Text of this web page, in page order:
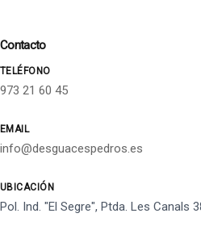
Contacto
TELÉFONO
973 21 60 45
EMAIL
info@desguacespedros.es
UBICACIÓN
Pol. Ind. "El Segre", Ptda. Les Canals